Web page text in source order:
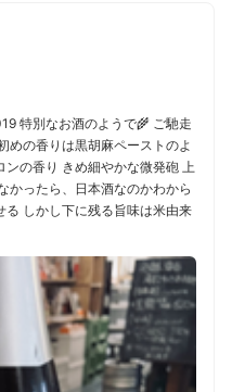
特別なお酒のようで🌾 ご馳走
の香りは黒胡麻ペーストのよ
の香り きめ細やかな微発砲 上
かったら、日本酒なのかわから
しかし下に残る旨味は米由来